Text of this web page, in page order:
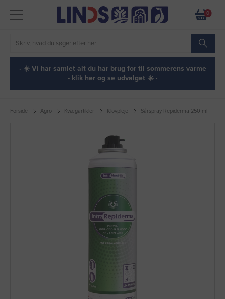
0
· ☀️ Vi har samlet alt du har brug for til sommerens varme
- klik her og se udvalget ☀️ ·
Forside Agro Kvægartikler Klovpleje Sårspray Repiderma 250 ml